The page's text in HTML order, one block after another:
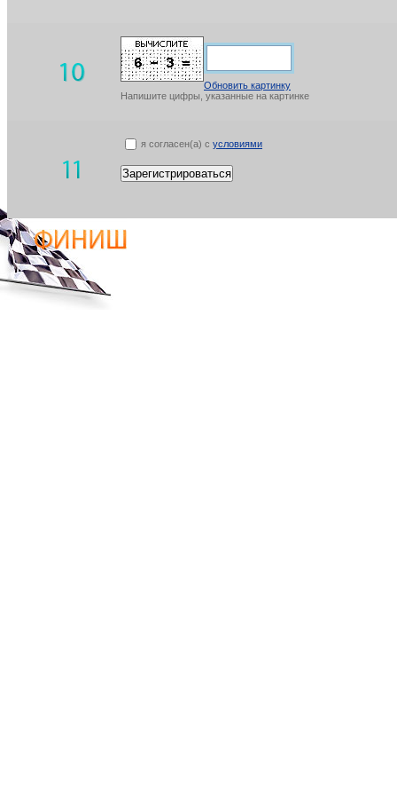
Обновить картинку
Напишите цифры, указанные на картинке
я согласен(а) с условиями
Зарегистрироваться